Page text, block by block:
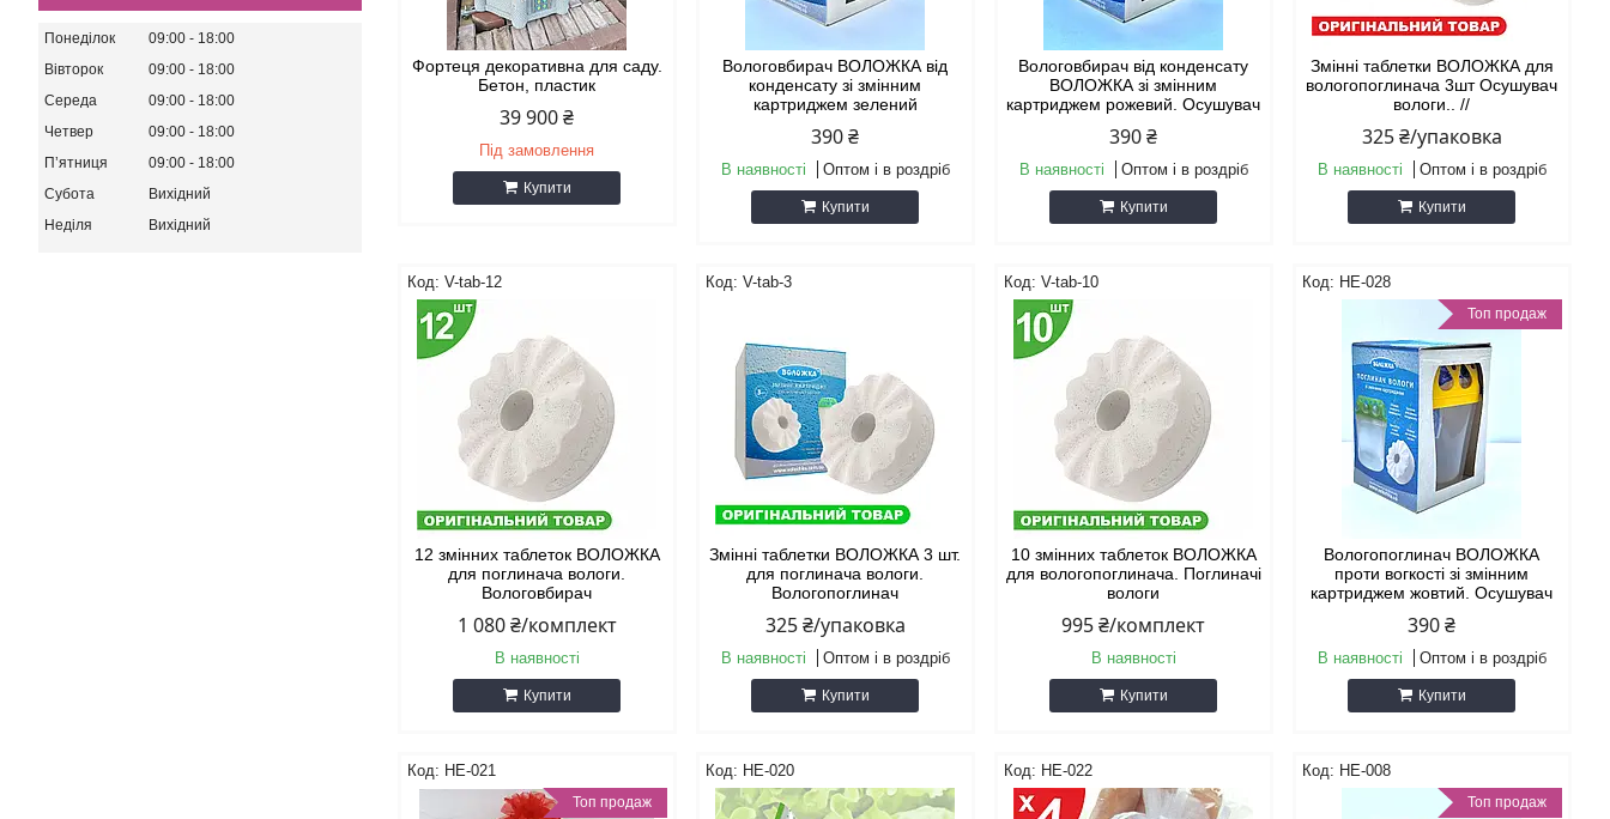
Фортеця декоративна для саду.
Бетон, пластик
39 900 ₴
Під замовлення
Купити
Вологовбирач ВОЛОЖКА від
конденсату зі змінним
картриджем зелений
390 ₴
В наявності Оптом і в роздріб
Купити
Вологовбирач від конденсату
ВОЛОЖКА зі змінним
картриджем рожевий. Осушувач
390 ₴
В наявності Оптом і в роздріб
Купити
Змінні таблетки ВОЛОЖКА для
вологопоглинача 3шт Осушувач
вологи.. //
325 ₴/упаковка
В наявності Оптом і в роздріб
Купити
V-tab-12
12 змінних таблеток ВОЛОЖКА
для поглинача вологи.
Вологовбирач
1 080 ₴/комплект
В наявності
Купити
V-tab-3
Змінні таблетки ВОЛОЖКА 3 шт.
для поглинача вологи.
Вологопоглинач
325 ₴/упаковка
В наявності Оптом і в роздріб
Купити
V-tab-10
10 змінних таблеток ВОЛОЖКА
для вологопоглинача. Поглиначі
вологи
995 ₴/комплект
В наявності
Купити
HE-028
Топ продаж
Вологопоглинач ВОЛОЖКА
проти вогкості зі змінним
картриджем жовтий. Осушувач
390 ₴
В наявності Оптом і в роздріб
Купити
HE-021
Топ продаж
HE-020 HE-022 НЕ-008
Топ продаж
Понеділок 09:00
18:00
Вівторок
09:00
18:00
Середа
09:00
18:00
Четвер
09:00
18:00
Пʼятниця
09:00
18:00
Субота
Вихідний
Неділя
Вихідний